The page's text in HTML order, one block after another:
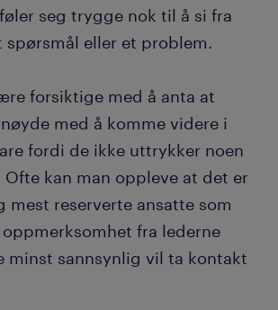
seg trygge nok til å si fra
spørsmål eller et problem.
forsiktige med å anta at
med å komme videre i
fordi de ikke uttrykker noen
kan man oppleve at det er
mest reserverte ansatte som
fra lederne
minst sannsynlig vil ta kontakt